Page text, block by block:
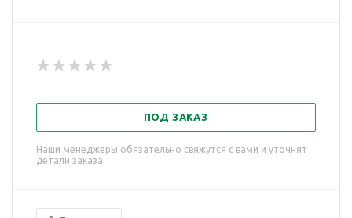
ПОД ЗАКАЗ
Наши менеджеры обязательно свяжутся с вами и уточнят
детали заказа